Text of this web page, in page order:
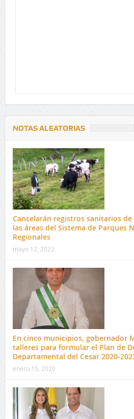
NOTAS ALEATORIAS
Cancelarán registros sanitarios
las áreas del Sistema de Parques
Regionales
mayo 12, 2022
En cinco municipios, gobernador
talleres para formular el Plan de
Departamental del Cesar 2020-
enero 15, 2020